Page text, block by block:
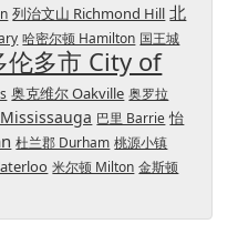
列治文山 Richmond Hill 北
哈密尔顿 Hamilton 国王城
伦多市 City of
奥克维尔 Oakville 奥罗拉
巴里 Barrie 怡
杜兰郡 Durham 桃源小镇
米尔顿 Milton 金斯顿